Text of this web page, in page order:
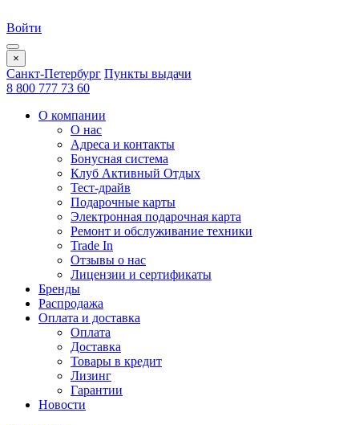
Войти
×
Санкт-Петербург Пункты выдачи
8 800 777 73 60
О компании
О нас
Адреса и контакты
Бонусная система
Клуб Активный Отдых
Тест-драйв
Подарочные карты
Электронная подарочная карта
Ремонт и обслуживание техники
Trade In
Отзывы о нас
Лицензии и сертификаты
Бренды
Распродажа
Оплата и доставка
Оплата
Доставка
Товары в кредит
Лизинг
Гарантии
Новости